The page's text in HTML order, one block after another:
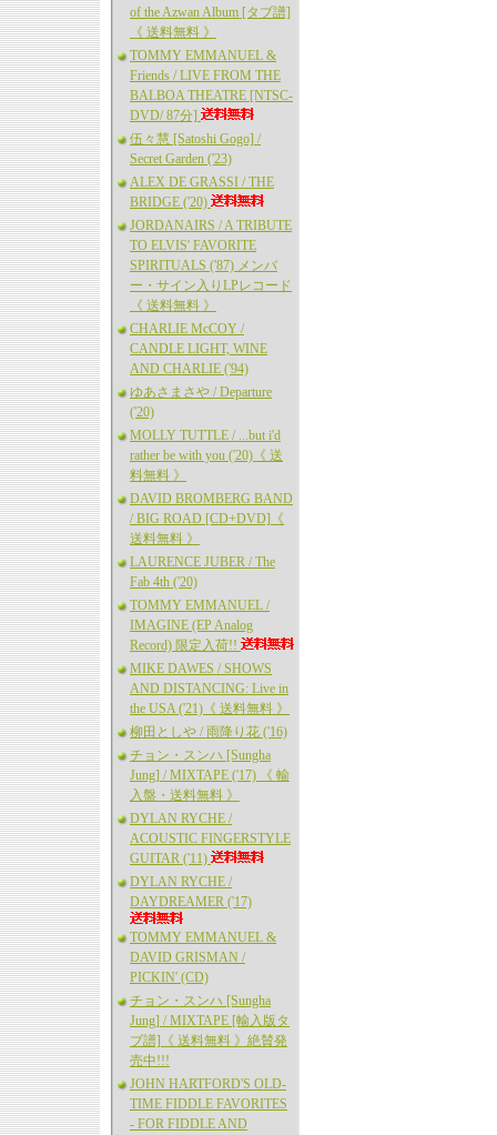
of the Azwan Album [タブ譜]
《 送料無料 》
TOMMY EMMANUEL &
Friends / LIVE FROM THE
BALBOA THEATRE [NTSC-
DVD/ 87分]
伍々慧 [Satoshi Gogo] /
Secret Garden ('23)
ALEX DE GRASSI / THE
BRIDGE ('20)
JORDANAIRS / A TRIBUTE
TO ELVIS' FAVORITE
SPIRITUALS ('87) メンバ
ー・サイン入りLPレコード
《 送料無料 》
CHARLIE McCOY /
CANDLE LIGHT, WINE
AND CHARLIE ('94)
ゆあさまさや / Departure
('20)
MOLLY TUTTLE / ...but i'd
rather be with you ('20)《 送
料無料 》
DAVID BROMBERG BAND
/ BIG ROAD [CD+DVD]《
送料無料 》
LAURENCE JUBER / The
Fab 4th ('20)
TOMMY EMMANUEL /
IMAGINE (EP Analog
Record) 限定入荷!!
MIKE DAWES / SHOWS
AND DISTANCING: Live in
the USA ('21)《 送料無料 》
柳田としや / 雨降り花 ('16)
チョン・スンハ [Sungha
Jung] / MIXTAPE ('17) 《 輸
入盤・送料無料 》
DYLAN RYCHE /
ACOUSTIC FINGERSTYLE
GUITAR ('11)
DYLAN RYCHE /
DAYDREAMER ('17)
TOMMY EMMANUEL &
DAVID GRISMAN /
PICKIN' (CD)
チョン・スンハ [Sungha
Jung] / MIXTAPE [輸入版タ
ブ譜]《 送料無料 》絶賛発
売中!!!
JOHN HARTFORD'S OLD-
TIME FIDDLE FAVORITES
- FOR FIDDLE AND